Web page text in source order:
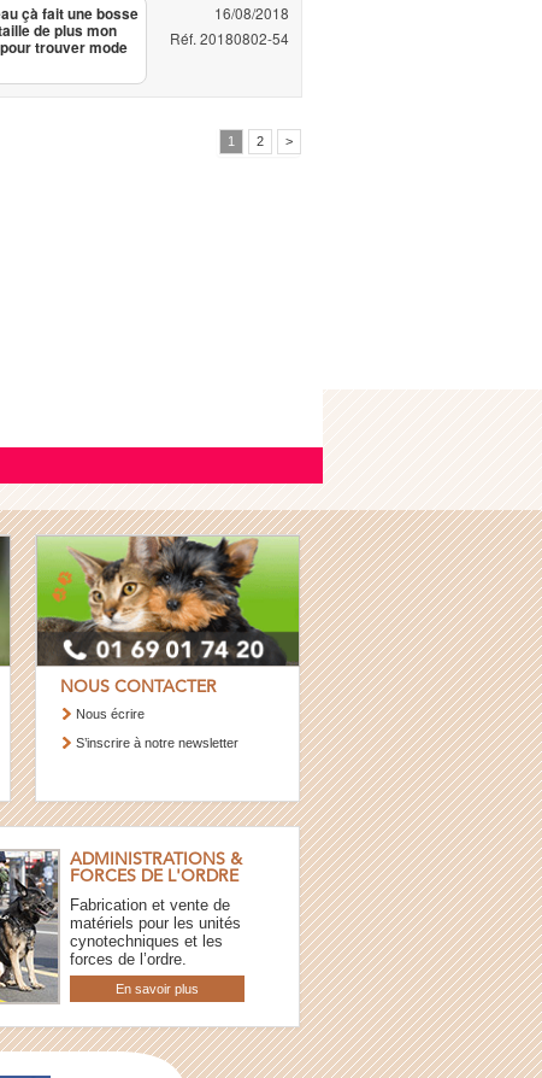
16/08/2018
Réf. 20180802-54
çà fait une bosse
de plus mon
trouver mode
1 2 >
NOUS CONTACTER
Nous écrire
S’inscrire à notre newsletter
ADMINISTRATIONS &
FORCES DE L'ORDRE
Fabrication et vente de
matériels pour les unités
cynotechniques et les
forces de l’ordre.
En savoir plus